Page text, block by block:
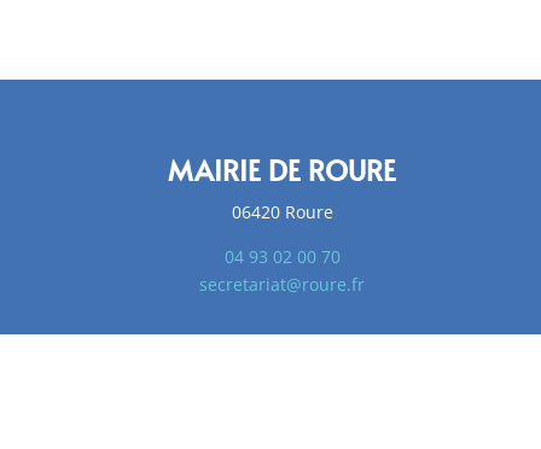
MAIRIE DE ROURE
06420 Roure
04 93 02 00 70
secretariat@roure.fr